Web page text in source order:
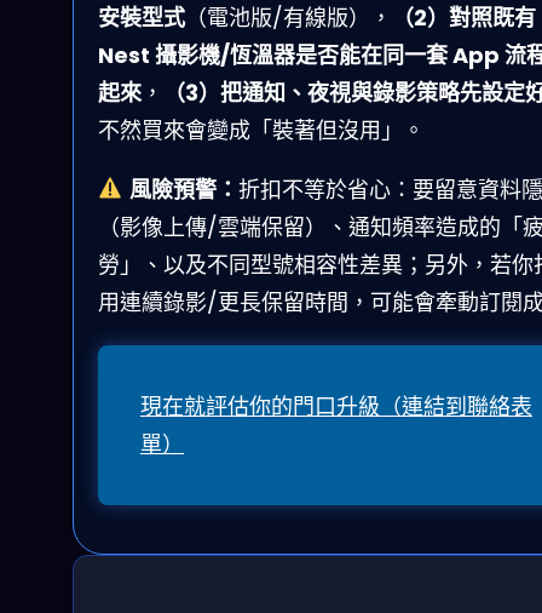
安裝型式（電池版/有線版），
（2）對照既有
Nest 攝影機/恆溫器是否能在同一套 App 流
起來，
（3）把通知、夜視與錄影策略先設定
不然買來會變成「裝著但沒用」。
風險預警： 折扣不等於省心：要留意資料
（影像上傳/雲端保留）、通知頻率造成的「
勞」、以及不同型號相容性差異；另外，若你
用連續錄影/更長保留時間，可能會牽動訂閱
現在就評估你的門口升級（連結到聯絡表
單）